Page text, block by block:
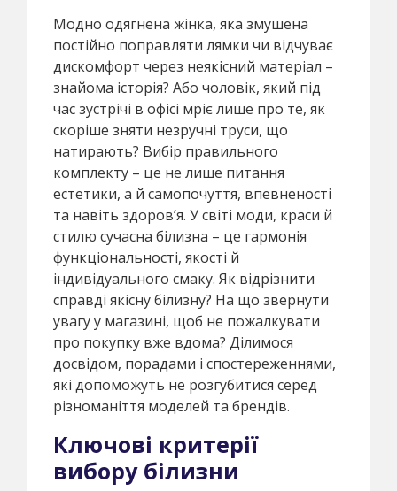
Модно одягнена жінка, яка змушена
постійно поправляти лямки чи відчуває
дискомфорт через неякісний матеріал –
знайома історія? Або чоловік, який під
час зустрічі в офісі мріє лише про те, як
скоріше зняти незручні труси, що
натирають? Вибір правильного
комплекту – це не лише питання
естетики, а й самопочуття, впевненості
та навіть здоров’я. У світі моди, краси й
стилю сучасна білизна – це гармонія
функціональності, якості й
індивідуального смаку. Як відрізнити
справді якісну білизну? На що звернути
увагу у магазині, щоб не пожалкувати
про покупку вже вдома? Ділимося
досвідом, порадами і спостереженнями,
які допоможуть не розгубитися серед
різноманіття моделей та брендів.
Ключові критерії
вибору білизни